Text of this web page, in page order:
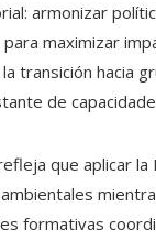
armonizar
maximizar
transición hacia
de
que aplicar
formativas